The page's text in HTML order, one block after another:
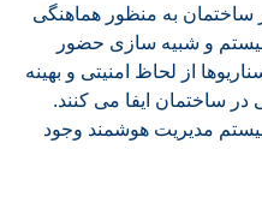
ساختمان به منظور هماهنگی
و شبیه سازی حضور
از لحاظ امنیتی و بهینه
ساختمان ایفا می کنند.
مدیریت هوشمند وجود